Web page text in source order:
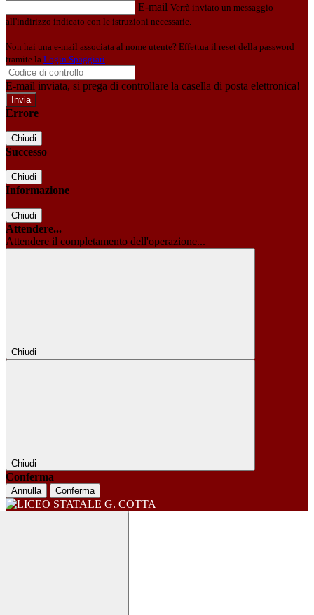
E-mail Verrà inviato un messaggio
all'indirizzo indicato con le istruzioni necessarie.
Non hai una e-mail associata al nome utente? Effettua il reset della password
tramite la Login Spaggiari
E-mail inviata, si prega di controllare la casella di posta elettronica!
Errore
Chiudi
Successo
Chiudi
Informazione
Chiudi
Attendere...
Attendere il completamento dell'operazione...
Chiudi
Chiudi
Conferma
Annulla Conferma